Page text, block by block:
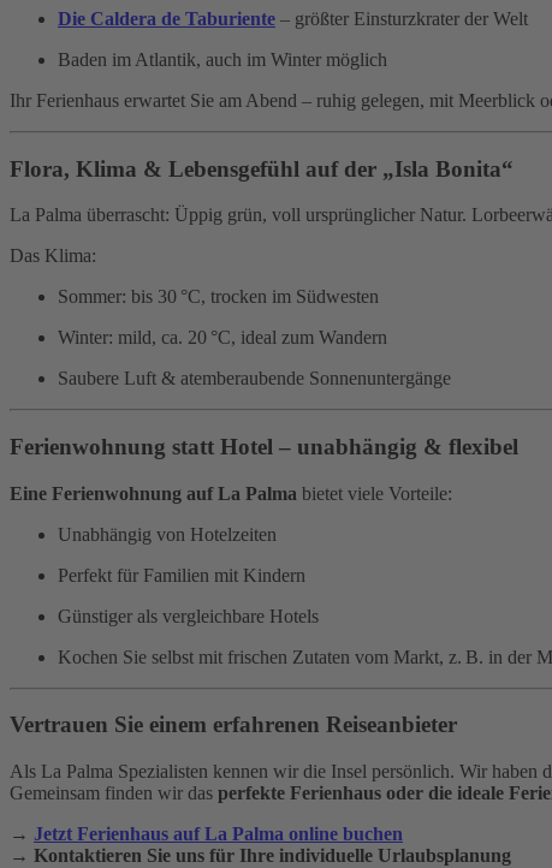
Die Caldera de Taburiente – größter Einsturzkrater der Welt
Baden im Atlantik, auch im Winter möglich
Ihr Ferienhaus erwartet Sie am Abend – ruhig gelegen, mit Meerblick
Flora, Klima & Lebensgefühl auf der „Isla Bonita“
La Palma überrascht: Üppig grün, voll ursprünglicher Natur.
Das Klima:
Sommer: bis 30 °C, trocken im Südwesten
Winter: mild, ca. 20 °C, ideal zum Wandern
Saubere Luft & atemberaubende Sonnenuntergänge
Ferienwohnung statt Hotel – unabhängig & flexibel
Eine Ferienwohnung auf La Palma bietet viele Vorteile:
Unabhängig von Hotelzeiten
Perfekt für Familien mit Kindern
Günstiger als vergleichbare Hotels
Kochen Sie selbst mit frischen Zutaten vom Markt, z. B. in der
Vertrauen Sie einem erfahrenen Reiseanbieter
Als La Palma Spezialisten kennen wir die Insel persönlich. Wir haben
Gemeinsam finden wir das perfekte Ferienhaus oder die ideale
→ Jetzt Ferienhaus auf La Palma online buchen
→ Kontaktieren Sie uns für Ihre individuelle Urlaubsplanung